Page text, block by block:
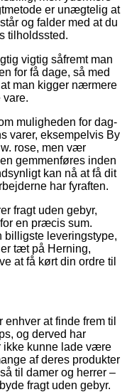
er unægtelig at
og falder med at du
tilholdssted.
vigtig såfremt man
for få dage, så med
man kigger nærmere
vare.
muligheden for dag-
varer, eksempelvis By
rose, men vær
gemmenføres inden
kan nå at få dit
har fyraften.
fragt uden gebyr,
en præcis sum.
billigste leveringstype,
tæt på Herning,
at få kørt din ordre til
at finde frem til
og derved har
ikke kunne lade være
af deres produkter
til damer og herrer –
fragt uden gebyr.